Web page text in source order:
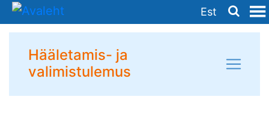
Est
Hääletamis- ja
valimistulemus